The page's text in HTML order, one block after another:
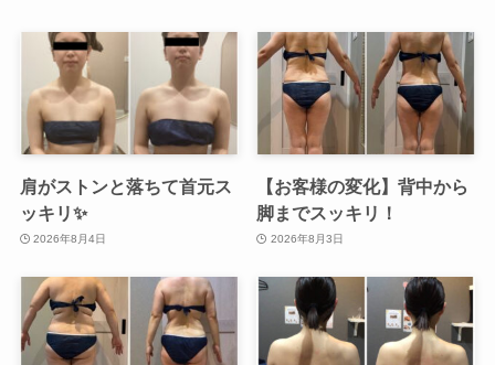
肩がストンと落ちて首元ス
ッキリ✨
2026年8月4日
【お客様の変化】背中から
脚までスッキリ！
2026年8月3日